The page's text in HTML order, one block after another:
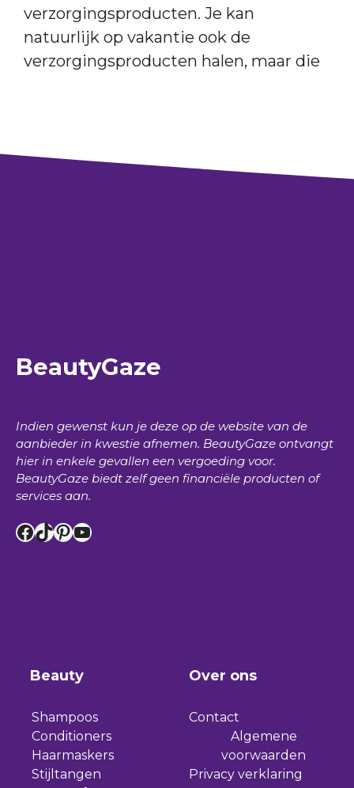
verzorgingsproducten. Je kan
natuurlijk op vakantie ook de
verzorgingsproducten halen, maar die
BeautyGaze
Indien gewenst kun je deze op de website van de
aanbieder in kwestie afnemen. BeautyGaze ontvangt
hier in enkele gevallen een vergoeding voor.
BeautyGaze biedt zelf geen financiële producten of
services aan.
Facebook
TikTok
Pinterest
YouTube
Beauty
Shampoos
Conditioners
Haarmaskers
Stijltangen
Over ons
Contact
Algemene
voorwaarden
Privacy verklaring